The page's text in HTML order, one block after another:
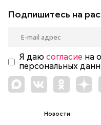
Подпишитесь на
Я даю согласие на
персональных
Новости